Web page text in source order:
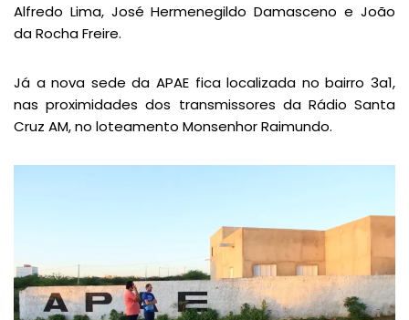
Alfredo Lima, José Hermenegildo Damasceno e João
da Rocha Freire.
Já a nova sede da APAE fica localizada no bairro 3a1,
nas proximidades dos transmissores da Rádio Santa
Cruz AM, no loteamento Monsenhor Raimundo.